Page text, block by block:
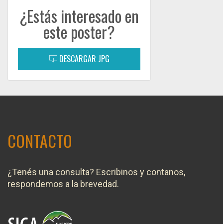
¿Estás interesado en
este poster?
DESCARGAR JPG
CONTACTO
¿Tenés una consulta? Escribinos y contanos,
respondemos a la brevedad.